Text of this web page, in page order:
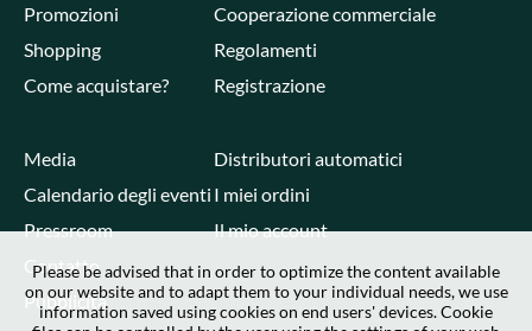
Promozioni
Shopping
Come acquistare?
Cooperazione commerciale
Regolamenti
Registrazione
Media
Calendario degli eventi
Pressroom
Contatto
Pubblicità
Distributori automatici
I miei ordini
Il mio account
Please be advised that in order to optimize the content available
on our website and to adapt them to your individual needs, we use
information saved using cookies on end users' devices. Cookie